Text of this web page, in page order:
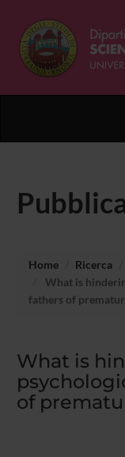
Home Ricerca
What is
fathers of
What is
of